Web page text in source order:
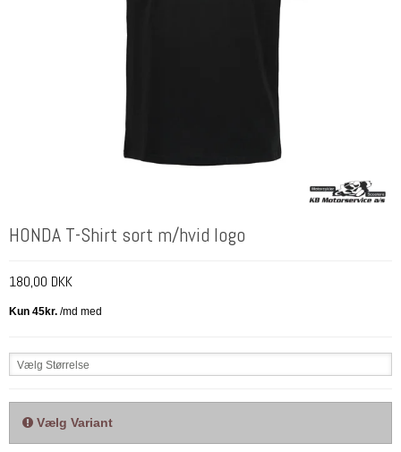
HONDA T-Shirt sort m/hvid logo
180,00 DKK
Vælg Størrelse
Vælg Variant